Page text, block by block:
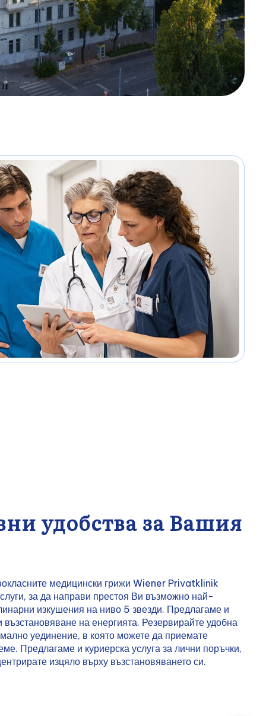
удобства за Вашия
медицински грижи Wiener Privatklinik
за да направи престоя Ви възможно най-
изкушения на ниво 5 звезди. Предлагаме и
на енергията. Резервирайте удобна
уединение, в която можете да приемате
Предлагаме и куриерска услуга за лични поръчки,
изцяло върху възстановяването си.